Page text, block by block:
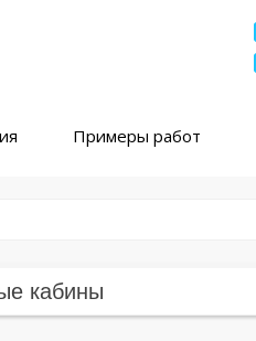
Примеры работ
кабины